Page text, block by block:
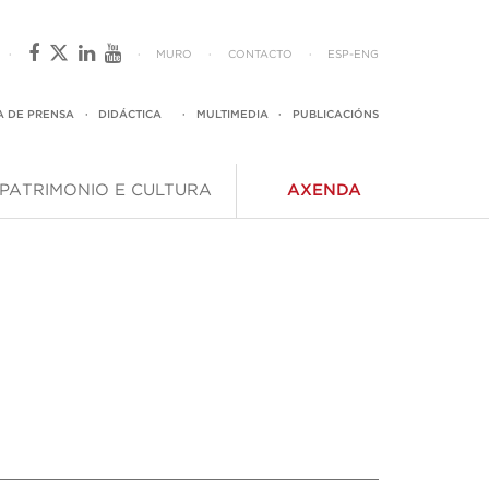
· · MURO · CONTACTO · ESP - ENG
DE PRENSA · DIDÁCTICA · MULTIMEDIA · PUBLICACIÓNS
PATRIMONIO E CULTURA AXENDA